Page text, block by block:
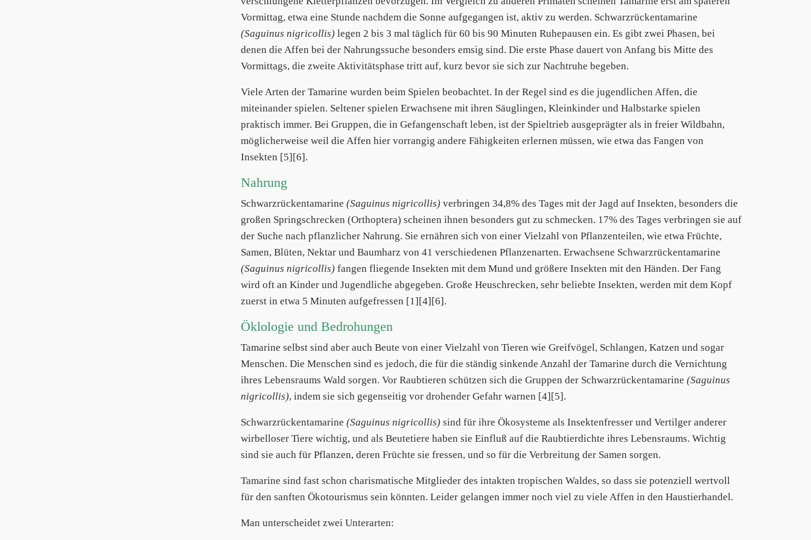
Vormittag, etwa eine Stunde nachdem die Sonne aufgegangen ist, aktiv zu werden. Schwarzrückentamarine
(Saguinus nigricollis) legen 2 bis 3 mal täglich für 60 bis 90 Minuten Ruhepausen ein. Es gibt zwei Phasen, bei
denen die Affen bei der Nahrungssuche besonders emsig sind. Die erste Phase dauert von Anfang bis Mitte des
Vormittags, die zweite Aktivitätsphase tritt auf, kurz bevor sie sich zur Nachtruhe begeben.
Viele Arten der Tamarine wurden beim Spielen beobachtet. In der Regel sind es die jugendlichen Affen, die
miteinander spielen. Seltener spielen Erwachsene mit ihren Säuglingen, Kleinkinder und Halbstarke spielen
praktisch immer. Bei Gruppen, die in Gefangenschaft leben, ist der Spieltrieb ausgeprägter als in freier Wildbahn,
möglicherweise weil die Affen hier vorrangig andere Fähigkeiten erlernen müssen, wie etwa das Fangen von
Insekten [5][6].
Nahrung
Schwarzrückentamarine (Saguinus nigricollis) verbringen 34,8% des Tages mit der Jagd auf Insekten, besonders die
großen Springschrecken (Orthoptera) scheinen ihnen besonders gut zu schmecken. 17% des Tages verbringen sie auf
der Suche nach pflanzlicher Nahrung. Sie ernähren sich von einer Vielzahl von Pflanzenteilen, wie etwa Früchte,
Samen, Blüten, Nektar und Baumharz von 41 verschiedenen Pflanzenarten. Erwachsene Schwarzrückentamarine
(Saguinus nigricollis) fangen fliegende Insekten mit dem Mund und größere Insekten mit den Händen. Der Fang
wird oft an Kinder und Jugendliche abgegeben. Große Heuschrecken, sehr beliebte Insekten, werden mit dem Kopf
zuerst in etwa 5 Minuten aufgefressen [1][4][6].
Öklologie und Bedrohungen
Tamarine selbst sind aber auch Beute von einer Vielzahl von Tieren wie Greifvögel, Schlangen, Katzen und sogar
Menschen. Die Menschen sind es jedoch, die für die ständig sinkende Anzahl der Tamarine durch die Vernichtung
ihres Lebensraums Wald sorgen. Vor Raubtieren schützen sich die Gruppen der Schwarzrückentamarine (Saguinus
nigricollis), indem sie sich gegenseitig vor drohender Gefahr warnen [4][5].
Schwarzrückentamarine (Saguinus nigricollis) sind für ihre Ökosysteme als Insektenfresser und Vertilger anderer
wirbelloser Tiere wichtig, und als Beutetiere haben sie Einfluß auf die Raubtierdichte ihres Lebensraums. Wichtig
sind sie auch für Pflanzen, deren Früchte sie fressen, und so für die Verbreitung der Samen sorgen.
Tamarine sind fast schon charismatische Mitglieder des intakten tropischen Waldes, so dass sie potenziell wertvoll
für den sanften Ökotourismus sein könnten. Leider gelangen immer noch viel zu viele Affen in den Haustierhandel.
Man unterscheidet zwei Unterarten: